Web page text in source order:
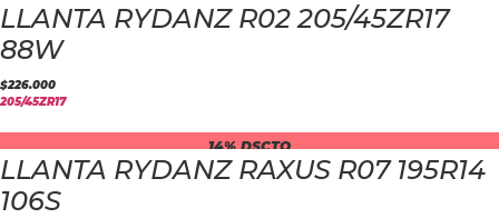
LLANTA RYDANZ R02 205/45ZR17
88W
$226.000
205/45ZR17
14% DSCTO
LLANTA RYDANZ RAXUS R07 195R14
106S